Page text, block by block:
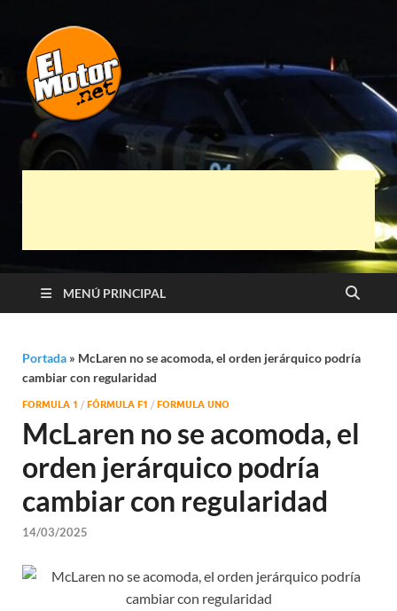
El Motor punto
Net
Automóviles
MENÚ PRINCIPAL
Portada » McLaren no se acomoda, el orden jerárquico podría
cambiar con regularidad
FORMULA 1 / FÓRMULA F1 / FORMULA UNO
McLaren no se acomoda, el
orden jerárquico podría
cambiar con regularidad
14/03/2025